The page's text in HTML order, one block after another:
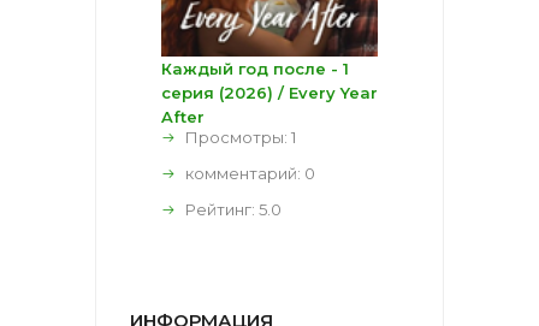
Каждый год после - 1
серия (2026) / Every Year
After
Просмотры: 1
комментарий: 0
Рейтинг: 5.0
ИНФОРМАЦИЯ